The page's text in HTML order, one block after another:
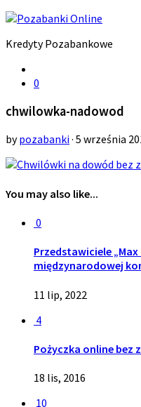
Kredyty Pozabankowe
0
chwilowka-nadowod
bypozabanki· 5 września
You may also like...
0
Przedstawiciele „Max
międzynarodowej
11 lip, 2022
4
Pożyczka online bez
18 lis, 2016
10